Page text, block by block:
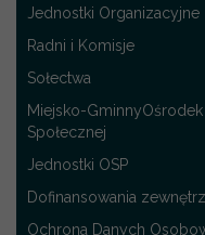
Jednostki Organizacyjne
Radni i Komisje
Sołectwa
Miejsko-
Społecznej
Jednostki OSP
Dofinansowania
Ochrona Danych